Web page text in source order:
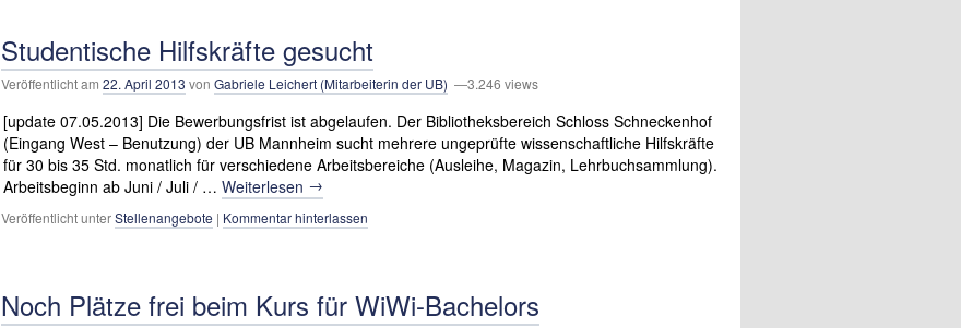
Studentische Hilfskräfte gesucht
Veröffentlicht am 22. April 2013 von Gabriele Leichert (Mitarbeiterin der UB) —3.246 views
[update 07.05.2013] Die Bewerbungsfrist ist abgelaufen. Der Bibliotheksbereich Schloss Schneckenhof
(Eingang West – Benutzung) der UB Mannheim sucht mehrere ungeprüfte wissenschaftliche Hilfskräfte
für 30 bis 35 Std. monatlich für verschiedene Arbeitsbereiche (Ausleihe, Magazin, Lehrbuchsammlung).
Arbeitsbeginn ab Juni / Juli / …Weiterlesen →
Veröffentlicht unterStellenangebote | Kommentar hinterlassen
Noch Plätze frei beim Kurs für WiWi-Bachelors